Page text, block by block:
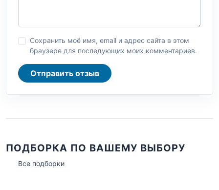
Сохранить моё имя, email и адрес сайта в этом
браузере для последующих моих комментариев.
Отправить отзыв
ПОДБОРКА ПО ВАШЕМУ ВЫБОРУ
Все подборки